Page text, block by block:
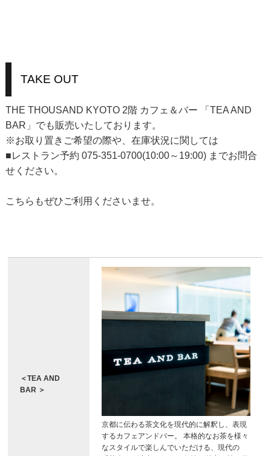
TAKE OUT
THE THOUSAND KYOTO 2階 カフェ＆バー 「TEA AND
BAR」でも販売いたしております。
※お取り置きご希望の際や、在庫状況に関しては
■レストラン予約 075-351-0700(10:00～19:00) までお問合
せください。
こちらもぜひご利用くださいませ。
＜TEA AND
BAR ＞
京都に伝わる茶文化を現代的に解釈し、表現
するカフェアンドバー。 本格的なお茶を様々
なスタイルで楽しんでいただける、現代の